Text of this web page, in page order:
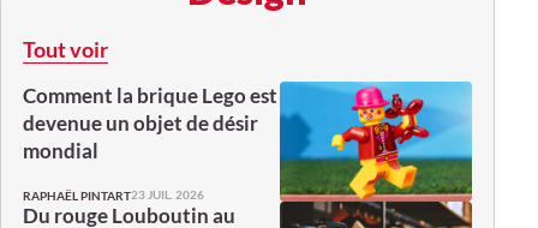
Tout voir
Comment la brique Lego est
devenue un objet de désir
mondial
RAPHAËL PINTART23 JUIL. 2026
Du rouge Louboutin au